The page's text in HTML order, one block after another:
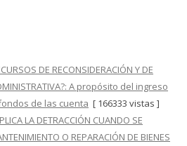
DE RECONSIDERACIÓN Y DE
A propósito del ingreso
de las cuenta [ 166333 vistas ]
LA DETRACCIÓN CUANDO SE
O REPARACIÓN DE BIENES